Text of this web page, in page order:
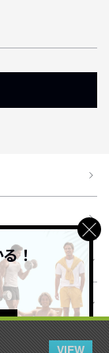
VIEW
！